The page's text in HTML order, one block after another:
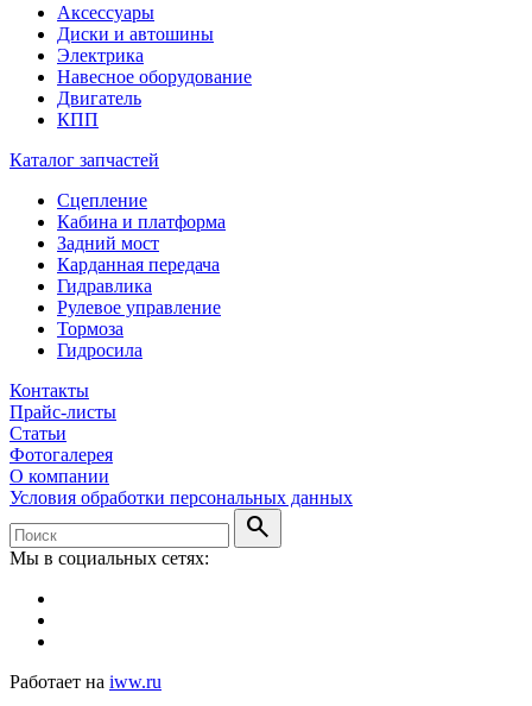
Аксессуары
Диски и автошины
Электрика
Навесное оборудование
Двигатель
КПП
Каталог запчастей
Сцепление
Кабина и платформа
Задний мост
Карданная передача
Гидравлика
Рулевое управление
Тормоза
Гидросила
Контакты
Прайс-листы
Статьи
Фотогалерея
О компании
Условия обработки персональных данных
search
Мы в социальных сетях:
Работает на iww.ru